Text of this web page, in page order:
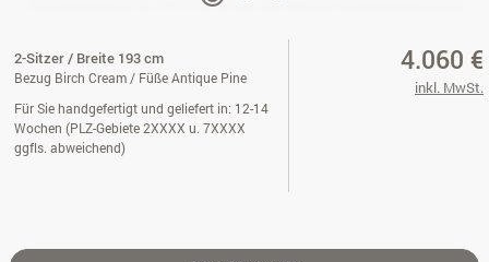
2-Sitzer / Breite 193 cm
Bezug Birch Cream / Füße Antique Pine
Für Sie handgefertigt und geliefert in: 12-14
Wochen (PLZ-Gebiete 2XXXX u. 7XXXX
ggfls. abweichend)
4.060 €
inkl. MwSt.